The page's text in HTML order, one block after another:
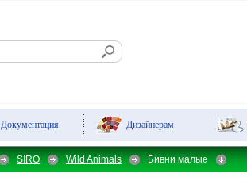
Документация Дизайнерам
SIRO Wild Animals Бивни малые